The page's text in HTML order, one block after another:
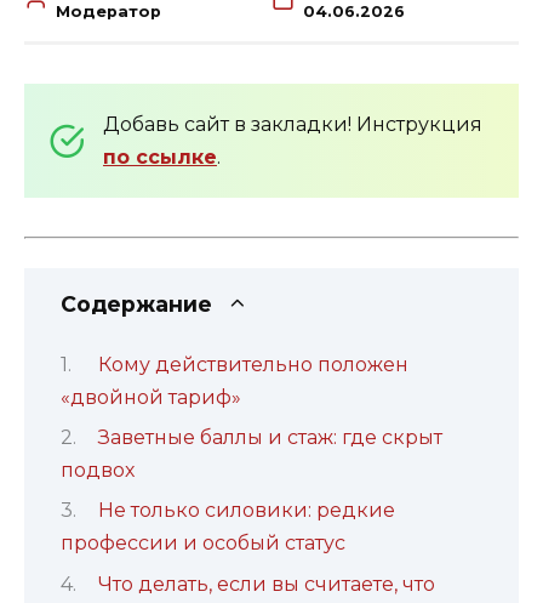
Модератор 04.06.2026
Добавь сайт в закладки! Инструкция
по ссылке.
Содержание
Кому действительно положен
«двойной тариф»
Заветные баллы и стаж: где скрыт
подвох
Не только силовики: редкие
профессии и особый статус
Что делать, если вы считаете, что